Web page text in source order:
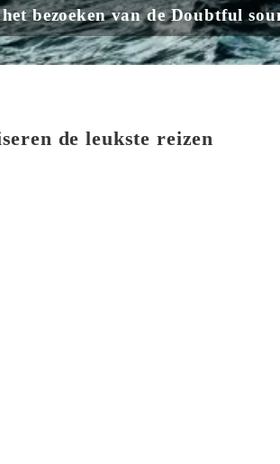
bezoeken van de Doubtful
de leukste reizen